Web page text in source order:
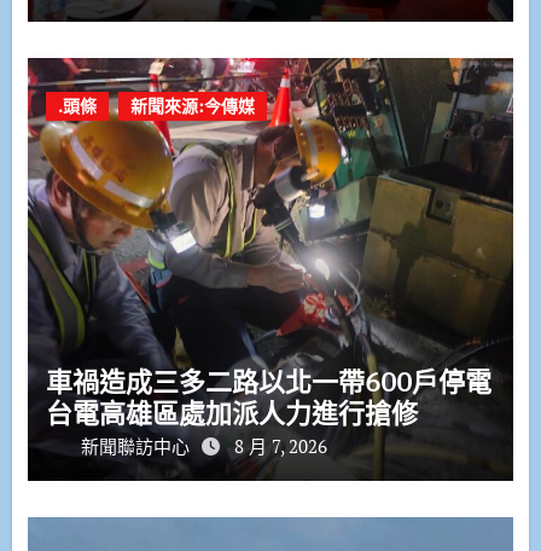
.頭條 新聞來源:今傳媒
車禍造成三多二路以北一帶600戶停電
台電高雄區處加派人力進行搶修
新聞聯訪中心 8 月 7, 2026